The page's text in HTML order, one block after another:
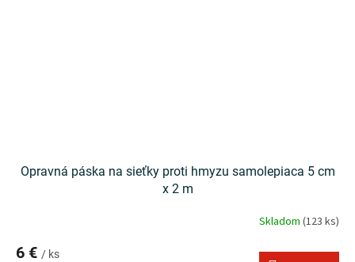
Opravná páska na sieťky proti hmyzu samolepiaca 5 cm
x 2 m
Skladom (123 ks)
6 € / ks